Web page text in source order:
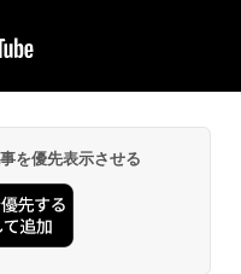
を優先表示させる